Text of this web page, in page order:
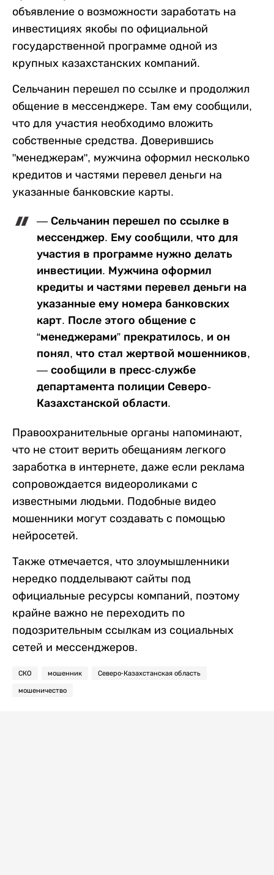
объявление о возможности заработать на
инвестициях якобы по официальной
государственной программе одной из
крупных казахстанских компаний.
Сельчанин перешел по ссылке и продолжил
общение в мессенджере. Там ему сообщили,
что для участия необходимо вложить
собственные средства. Доверившись
"менеджерам", мужчина оформил несколько
кредитов и частями перевел деньги на
указанные банковские карты.
— Сельчанин перешел по ссылке в
мессенджер. Ему сообщили, что для
участия в программе нужно делать
инвестиции. Мужчина оформил
кредиты и частями перевел деньги на
указанные ему номера банковских
карт. После этого общение с
“менеджерами” прекратилось, и он
понял, что стал жертвой мошенников,
— сообщили в пресс-службе
департамента полиции Северо-
Казахстанской области.
Правоохранительные органы напоминают,
что не стоит верить обещаниям легкого
заработка в интернете, даже если реклама
сопровождается видеороликами с
известными людьми. Подобные видео
мошенники могут создавать с помощью
нейросетей.
Также отмечается, что злоумышленники
нередко подделывают сайты под
официальные ресурсы компаний, поэтому
крайне важно не переходить по
подозрительным ссылкам из социальных
сетей и мессенджеров.
СКО мошенник Северо-Казахстанская область
мошеничество